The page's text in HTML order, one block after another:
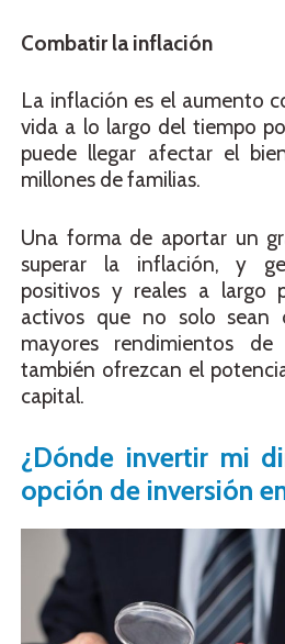
Combatir la inflación
La inflación es el aumento
vida a lo largo del tiempo
puede llegar afectar el
millones de familias.
Una forma de aportar un
superar la inflación, y
positivos y reales a largo
activos que no solo sean
mayores rendimientos
también ofrezcan el
capital.
¿Dónde invertir mi
opción de inversión